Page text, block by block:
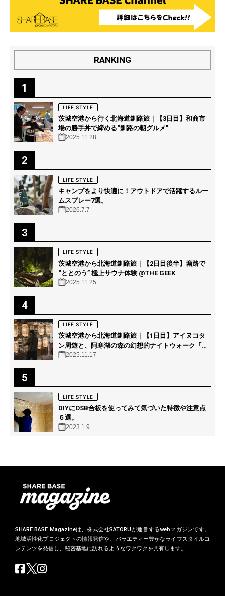
RANKING
1
LIFE STYLE
茨城空港から行く北海道釧路旅｜【3日目】和商市
場の勝手丼で締める“釧路の朝グルメ”
2025.11.28
2
LIFE STYLE
キャンプをより快適に！アウトドアで活躍するルー
ムスプレー7選。
2026.7.7
3
LIFE STYLE
茨城空港から北海道釧路旅｜【2日目後半】塘路で
“ととのう” 極上サウナ体験 @THE GEEK
2025.11.25
4
LIFE STYLE
茨城空港から北海道釧路旅｜【1日目】アイヌコタ
ン周遊と、阿寒湖の森の幻想的ナイトウォーク「カ
ムイルミナ」を体験！
2025.11.17
5
LIFE STYLE
DIYにOSB合板を使ってみて気づいた特徴や注意点
６選。
2023.1.9
SHARE BASE Magazineは、株式会社SATORUが運営するwebマガジンです。
地域活性化プロジェクトの情報発信や、バラエティー豊かなライフスタイルコ
ンテンツを発信し、秘密基地に訪れるようなワクワクを共有します。